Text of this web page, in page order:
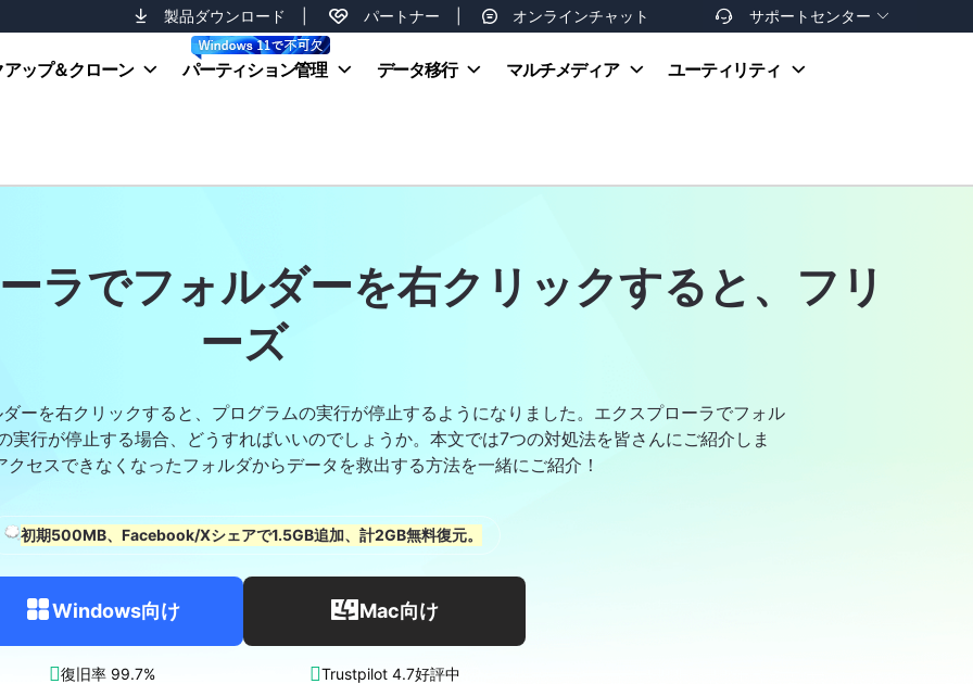
製品ダウンロード パートナー オンラインチャット  サポートセンター 
お支払い方法
アップ＆クローン パーティション管理 データ移行 マルチメディア ユーティリティ
ラでフォルダーを右クリックすると、フリ
ーズ
ーを右クリックすると、プログラムの実行が停止するようになりました。エクスプローラでフォル
実行が停止する場合、どうすればいいのでしょうか。本文では7つの対処法を皆さんにご紹介しま
クセスできなくなったフォルダからデータを救出する方法を一緒にご紹介！
初期500MB、Facebook/Xシェアで1.5GB追加、計2GB無料復元。
Windows向け
復旧率 99.7%
Mac向け
Trustpilot 4.7好評中